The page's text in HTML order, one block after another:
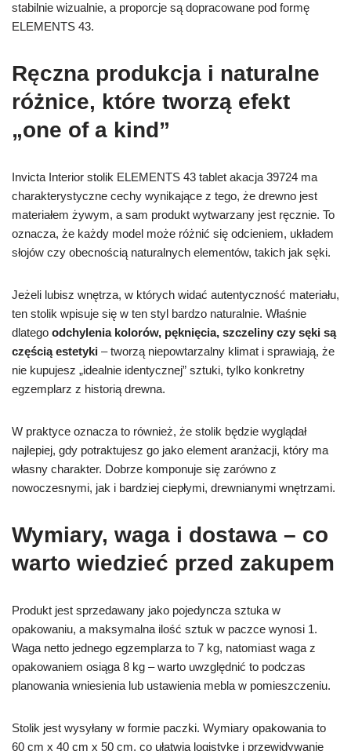
stabilnie wizualnie, a proporcje są dopracowane pod formę
ELEMENTS 43.
Ręczna produkcja i naturalne
różnice, które tworzą efekt
„one of a kind”
Invicta Interior stolik ELEMENTS 43 tablet akacja 39724 ma
charakterystyczne cechy wynikające z tego, że drewno jest
materiałem żywym, a sam produkt wytwarzany jest ręcznie. To
oznacza, że każdy model może różnić się odcieniem, układem
słojów czy obecnością naturalnych elementów, takich jak sęki.
Jeżeli lubisz wnętrza, w których widać autentyczność materiału,
ten stolik wpisuje się w ten styl bardzo naturalnie. Właśnie
dlatego odchylenia kolorów, pęknięcia, szczeliny czy sęki są
częścią estetyki – tworzą niepowtarzalny klimat i sprawiają, że
nie kupujesz „idealnie identycznej” sztuki, tylko konkretny
egzemplarz z historią drewna.
W praktyce oznacza to również, że stolik będzie wyglądał
najlepiej, gdy potraktujesz go jako element aranżacji, który ma
własny charakter. Dobrze komponuje się zarówno z
nowoczesnymi, jak i bardziej ciepłymi, drewnianymi wnętrzami.
Wymiary, waga i dostawa – co
warto wiedzieć przed zakupem
Produkt jest sprzedawany jako pojedyncza sztuka w
opakowaniu, a maksymalna ilość sztuk w paczce wynosi 1.
Waga netto jednego egzemplarza to 7 kg, natomiast waga z
opakowaniem osiąga 8 kg – warto uwzględnić to podczas
planowania wniesienia lub ustawienia mebla w pomieszczeniu.
Stolik jest wysyłany w formie paczki. Wymiary opakowania to
60 cm x 40 cm x 50 cm, co ułatwia logistykę i przewidywanie